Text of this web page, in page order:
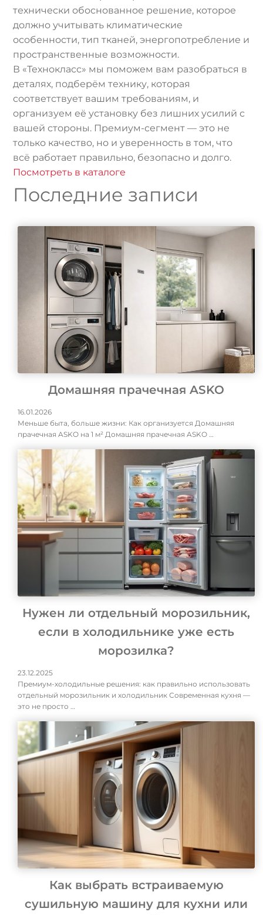
технически обоснованное решение, которое
должно учитывать климатические
особенности, тип тканей, энергопотребление и
пространственные возможности.
В «Технокласс» мы поможем вам разобраться в
деталях, подберём технику, которая
соответствует вашим требованиям, и
организуем её установку без лишних усилий с
вашей стороны. Премиум-сегмент — это не
только качество, но и уверенность в том, что
всё работает правильно, безопасно и долго.
Посмотреть в каталоге
Последние записи
Домашняя прачечная ASKO
16.01.2026
Меньше быта, больше жизни: Как организуется Домашняя
прачечная ASKO на 1 м² Домашняя прачечная ASKO …
Нужен ли отдельный морозильник,
если в холодильнике уже есть
морозилка?
23.12.2025
Премиум-холодильные решения: как правильно использовать
отдельный морозильник и холодильник Современная кухня —
это не просто …
Как выбрать встраиваемую
сушильную машину для кухни или